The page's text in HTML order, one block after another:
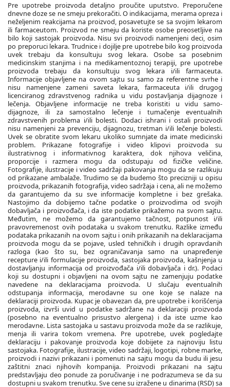
Pre upotrebe proizvoda detaljno proučite uputstvo. Preporučene
dnevne doze se ne smeju prekoračiti. O indikacijama, merama opreza i
neželjenim reakcijama na proizvod, posavetujte se sa svojim lekarom
ili farmaceutom. Proizvod ne smeju da koriste osobe preosetljive na
bilo koji sastojak proizvoda. Nisu svi proizvodi namenjeni deci, osim
po preporuci lekara. Trudnice i dojilje pre upotrebe bilo kog proizvoda
uvek trebaju da konsultuju svog lekara. Osobe sa posebnim
medicinskim stanjima i na medikamentoznoj terapiji, pre upotrebe
proizvoda trebaju da konsultuju svog lekara i/ili farmaceuta.
Informacije objavljene na ovom sajtu su samo za referentne svrhe i
nisu namenjene zameni saveta lekara, farmaceuta i/ili drugog
licenciranog zdravstvenog radnika u vidu postavljanja dijagnoze i
lečenja. Objavljene informacije ne treba koristiti u vidu samo-
dijagnoze, ili za samostalno lečenje i tumačenje eventualnih
zdravstvenih problema i/ili bolesti. Dodaci ishrani i ostali proizvodi
nisu namenjeni za prevenciju, dijagnozu, tretman i/ili lečenje bolesti.
Uvek se obratite svom lekaru ukoliko sumnjate da imate medicinski
problem. Prikazane fotografije i video klipovi proizvoda su
ilustrativnog i informativnog karaktera, dok njihova veličina,
proporcije i razmera mogu da odstupaju od fizičke veličine.
Fotografije, ilustracije i video sadržaji pakovanja mogu da se razlikuju
od prikazane ambalaže. Trudimo se da budemo što precizniji u opisu
proizvoda, prikazanih fotografija, video sadržaja i cena, ali ne možemo
da garantujemo da su sve informacije kompletne i bez grešaka.
Nastojimo da dobijemo tačne podatke o proizvodima od svojih
dobavljača i proizvođača, i da iste podatke prikažemo na svom sajtu.
Međutim, ne možemo da garantujemo tačnost, potpunost i/ili
pravovremenost ovih podataka u svakom trenutku. Razlike između
podataka prikazanih na ovom sajtu i onih prikazanih na deklaracijama
proizvoda mogu da se pojave, usled tehničkih i drugih opravdanih
razloga (kao što su, bez ograničavanja samo na unapređenje
recepture i/ili formulacije proizvoda, sastojaka proizvoda, kašnjenja u
dostavljanju informacija od proizvođača i/ili dobavljača i dr.). Podaci
koji su dostupni i objavljeni na ovom sajtu ne zamenjuju podatke
navedene na deklaracijama proizvoda. U slučaju eventualnih
odstupanja informacija, merodavne su one koje se nalaze na
deklaraciji proizvoda. Kupac je obavezan da, pre upotrebe i korišćenja
proizvoda, izvrši uvid u podatke sadržane na deklaraciji proizvoda
(posebno na eventualno prisustvo alergena) i da iste uzme kao
merodavne. Lista sastojaka u sastavu proizvoda može da se razlikuje,
menja ili varira tokom vremena. Pre upotrebe, uvek pogledajte
deklaraciju i pakovanje proizvoda koje dobijete za najnoviju listu
sastojaka. Fotografije, ilustracije, video sadržaji, logotipi, robne marke,
proizvodi i nazivi prikazani i pomenuti na sajtu mogu da budu ili jesu
zaštitni znaci njihovih kompanija. Proizvodi prikazani na sajtu
predstavljaju deo ponude za poručivanje i ne podrazumeva se da su
dostupni u svakom trenutku. Sve cene su izražene u dinarima (RSD) sa